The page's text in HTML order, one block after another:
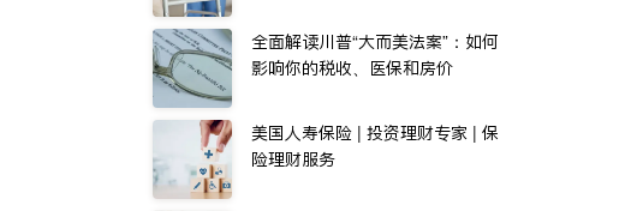
全面解读川普“大而美法案”：如何
影响你的税收、医保和房价
美国人寿保险 | 投资理财专家 | 保
险理财服务